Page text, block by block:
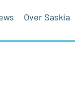
Over Saskia